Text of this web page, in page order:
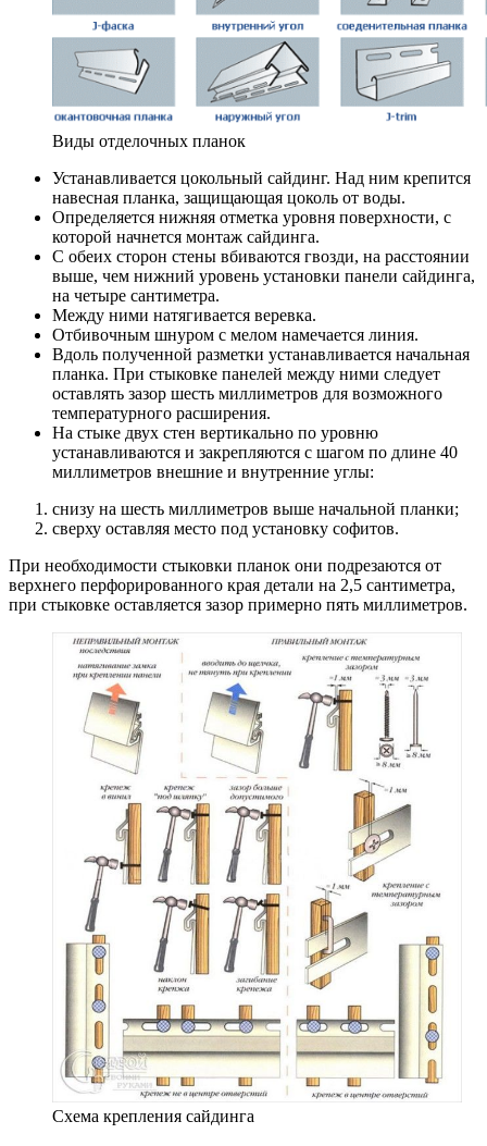
Виды отделочных планок
Устанавливается цокольный сайдинг. Над ним крепится
навесная планка, защищающая цоколь от воды.
Определяется нижняя отметка уровня поверхности, с
которой начнется монтаж сайдинга.
С обеих сторон стены вбиваются гвозди, на расстоянии
выше, чем нижний уровень установки панели сайдинга,
на четыре сантиметра.
Между ними натягивается веревка.
Отбивочным шнуром с мелом намечается линия.
Вдоль полученной разметки устанавливается начальная
планка. При стыковке панелей между ними следует
оставлять зазор шесть миллиметров для возможного
температурного расширения.
На стыке двух стен вертикально по уровню
устанавливаются и закрепляются с шагом по длине 40
миллиметров внешние и внутренние углы:
снизу на шесть миллиметров выше начальной планки;
сверху оставляя место под установку софитов.
При необходимости стыковки планок они подрезаются от
верхнего перфорированного края детали на 2,5 сантиметра,
при стыковке оставляется зазор примерно пять миллиметров.
Схема крепления сайдинга